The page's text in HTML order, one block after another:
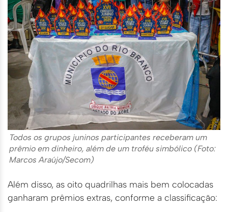
Todos os grupos juninos participantes receberam um
prêmio em dinheiro, além de um troféu simbólico (Foto:
Marcos Araújo/Secom)
Além disso, as oito quadrilhas mais bem colocadas
ganharam prêmios extras, conforme a classificação: